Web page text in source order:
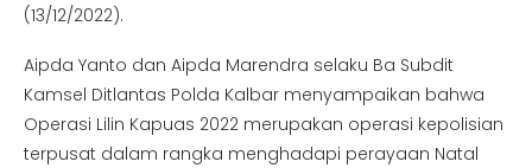
(13/12/2022).
Aipda Yanto dan Aipda Marendra selaku Ba Subdit
Kamsel Ditlantas Polda Kalbar menyampaikan bahwa
Operasi Lilin Kapuas 2022 merupakan operasi kepolisian
terpusat dalam rangka menghadapi perayaan Natal